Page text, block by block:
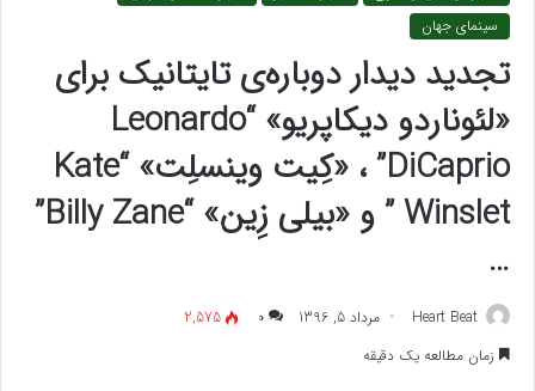
سینمای جهان
تجدید دیدار دوباره‌ی تایتانیک برای
«لئوناردو دیکاپریو» “Leonardo
DiCaprio” ، «کِیت وینسلِت» “Kate
Winslet ” و «بیلی زِین» “Billy Zane”
…
Heart Beat مرداد 5, 1396 ۰
2,575
زمان مطالعه یک دقیقه